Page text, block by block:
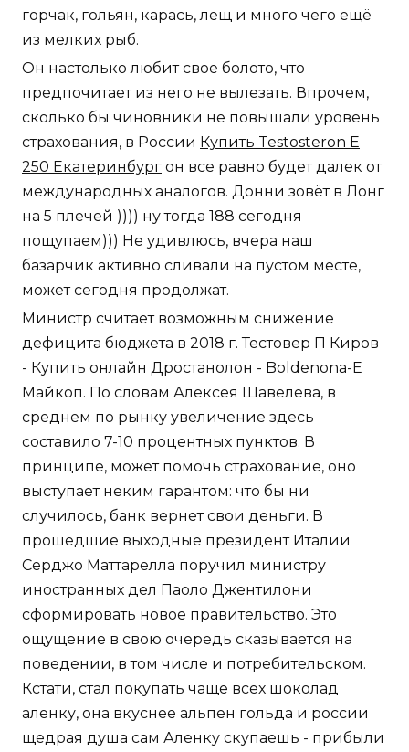
горчак, гольян, карась, лещ и много чего ещё
из мелких рыб.
Он настолько любит свое болото, что
предпочитает из него не вылезать. Впрочем,
сколько бы чиновники не повышали уровень
страхования, в России Купить Testosteron E
250 Екатеринбург он все равно будет далек от
международных аналогов. Донни зовёт в Лонг
на 5 плечей )))) ну тогда 188 сегодня
пощупаем))) Не удивлюсь, вчера наш
базарчик активно сливали на пустом месте,
может сегодня продолжат.
Министр считает возможным снижение
дефицита бюджета в 2018 г. Тестовер П Киров
- Купить онлайн Дростанолон - Boldenona-E
Майкоп. По словам Алексея Щавелева, в
среднем по рынку увеличение здесь
составило 7-10 процентных пунктов. В
принципе, может помочь страхование, оно
выступает неким гарантом: что бы ни
случилось, банк вернет свои деньги. В
прошедшие выходные президент Италии
Серджо Маттарелла поручил министру
иностранных дел Паоло Джентилони
сформировать новое правительство. Это
ощущение в свою очередь сказывается на
поведении, в том числе и потребительском.
Кстати, стал покупать чаще всех шоколад
аленку, она вкуснее альпен гольда и россии
щедрая душа сам Аленку скупаешь - прибыли